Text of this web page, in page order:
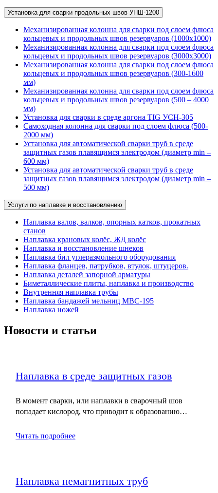
Установка для сварки продольных швов УПШ-1200
Механизированная колонна для сварки под слоем флюса
кольцевых и продольных швов резервуаров (1000х1000)
Механизированная колонна для сварки под слоем флюса
кольцевых и продольных швов резервуаров (3000х3000)
Механизированная колонна для сварки под слоем флюса
кольцевых и продольных швов резервуаров (300-1600
мм)
Механизированная колонна для сварки под слоем флюса
кольцевых и продольных швов резервуаров (500 – 4000
мм)
Установка для сварки в среде аргона TIG УСН-305
Самоходная колонна для сварки под слоем флюса (500-
2000 мм)
Установка для автоматической сварки труб в среде
защитных газов плавящимся электродом (диаметр min –
600 мм)
Установка для автоматической сварки труб в среде
защитных газов плавящимся электродом (диаметр min –
500 мм)
Услуги по наплавке и восстановлению
Наплавка валов, валков, опорных катков, прокатных
станов
Наплавка крановых колёс, ЖД колёс
Наплавка и восстановление шнеков
Наплавка бил углеразмольного оборудования
Наплавка фланцев, патрубков, втулок, штуцеров.
Наплавка деталей запорной арматуры
Биметаллические плиты, наплавка и производство
Внутренняя наплавка трубы
Наплавка бандажей мельниц МВС-195
Наплавка ножей
Новости и статьи
Наплавка в среде защитных газов
В момент сварки, или наплавки в сварочный шов
попадает кислород, что приводит к образованию…
Читать подробнее
Наплавка немагнитных труб